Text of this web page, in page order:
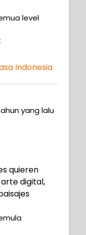
I can't
and
level
Indonesia
yang lalu
quieren
digital,